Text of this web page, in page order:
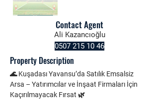
Ali Kazancıoğlu
0507 215 10 46
Property Description
🌊 Kuşadası Yavansu’da Satılık Emsalsiz
Arsa – Yatırımcılar ve İnşaat Firmaları İçin
Kaçırılmayacak Fırsat 🌿
Contact Agent